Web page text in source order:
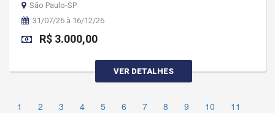
São Paulo-SP
31/07/26 à 16/12/26
R$ 3.000,00
VER DETALHES
1 2 3 4 5 6 7 8 9 10
11